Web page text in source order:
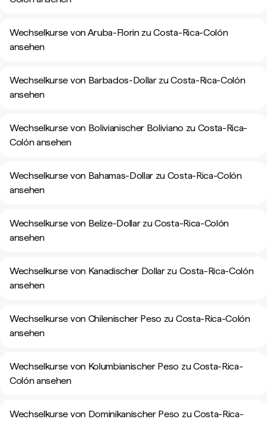
Wechselkurse von Aruba-Florin zu Costa-Rica-Colón
ansehen
Wechselkurse von Barbados-Dollar zu Costa-Rica-Colón
ansehen
Wechselkurse von Bolivianischer Boliviano zu Costa-Rica-
Colón ansehen
Wechselkurse von Bahamas-Dollar zu Costa-Rica-Colón
ansehen
Wechselkurse von Belize-Dollar zu Costa-Rica-Colón
ansehen
Wechselkurse von Kanadischer Dollar zu Costa-Rica-Colón
ansehen
Wechselkurse von Chilenischer Peso zu Costa-Rica-Colón
ansehen
Wechselkurse von Kolumbianischer Peso zu Costa-Rica-
Colón ansehen
Wechselkurse von Dominikanischer Peso zu Costa-Rica-